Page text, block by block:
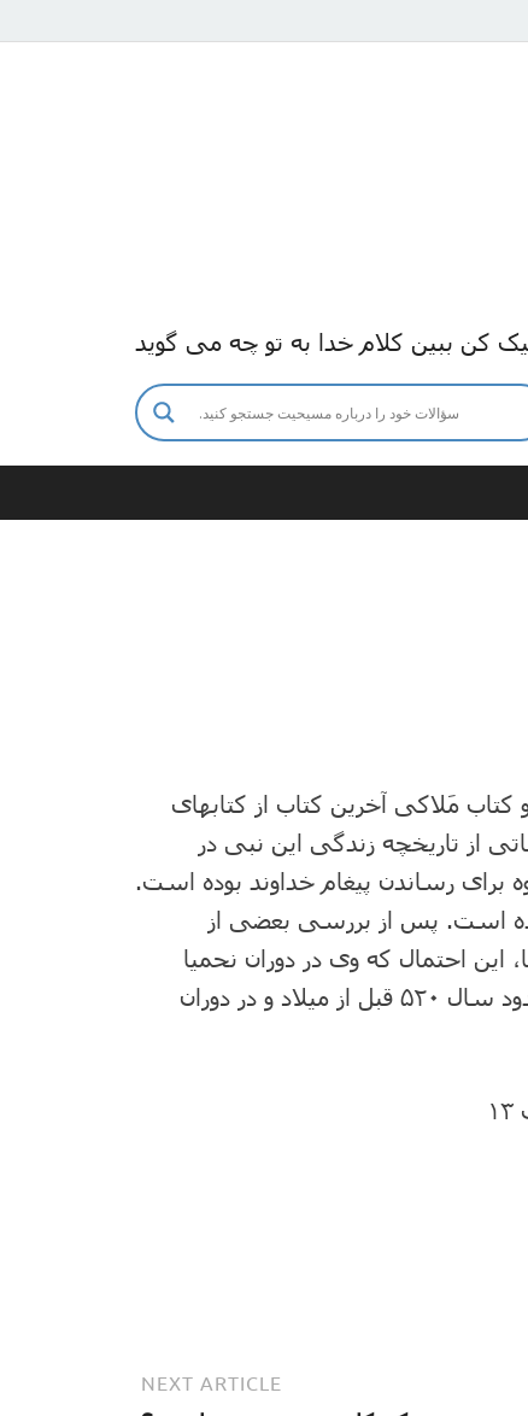
کن ببین کلام خدا به تو چه می گوید
مَلاکی آخرین کتاب از کتابهای
از تاریخچه زندگی این نبی در
برای رساندن پیغام خداوند بوده است.
است. پس از بررسی بعضی از
احتمال که وی در دوران نحمیا
می‌زیسته است را بیشتر می‌کند. نبوتهای او در حدود سال ۵۲۰ قبل از میلاد و در دوران
NEXT ARTICLE